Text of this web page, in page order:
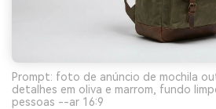
Prompt: foto de anúncio de mochila
detalhes em oliva e marrom, fundo
pessoas --ar 16:9